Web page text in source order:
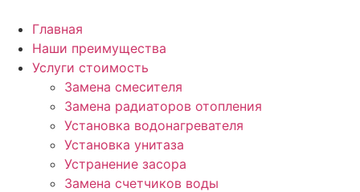
содержимому
Главная
Наши преимущества
Услуги стоимость
Замена смесителя
Замена радиаторов отопления
Установка водонагревателя
Установка унитаза
Устранение засора
Замена счетчиков воды